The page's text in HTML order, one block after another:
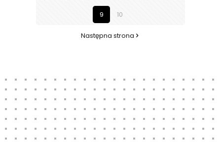
9
10
Następna strona